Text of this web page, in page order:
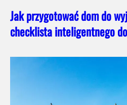
Jak przygotować dom do
checklista inteligentnego